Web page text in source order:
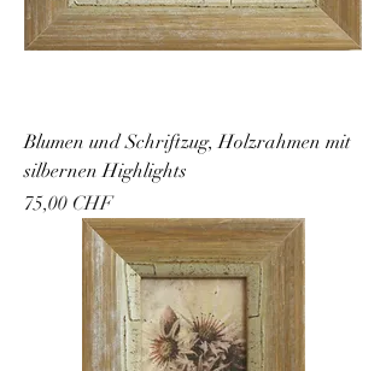
Blumen und Schriftzug, Holzrahmen mit
silbernen Highlights
Preis
75,00 CHF